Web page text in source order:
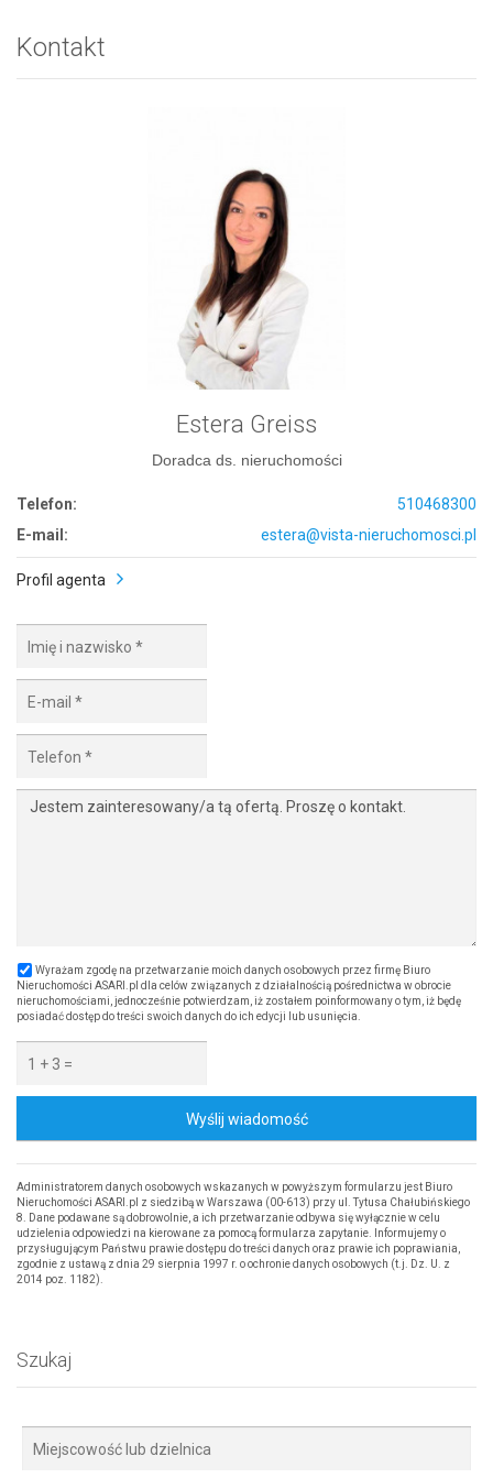
Kontakt
Estera Greiss
Doradca ds. nieruchomości
Telefon:
510468300
E-mail:
estera@vista-nieruchomosci.pl
Profil agenta
Wyrażam zgodę na przetwarzanie moich danych osobowych przez firmę Biuro
Nieruchomości ASARI.pl dla celów związanych z działalnością pośrednictwa w obrocie
nieruchomościami, jednocześnie potwierdzam, iż zostałem poinformowany o tym, iż będę
posiadać dostęp do treści swoich danych do ich edycji lub usunięcia.
Wyślij wiadomość
Administratorem danych osobowych wskazanych w powyższym formularzu jest Biuro
Nieruchomości ASARI.pl z siedzibą w Warszawa (00-613) przy ul. Tytusa Chałubińskiego
8. Dane podawane są dobrowolnie, a ich przetwarzanie odbywa się wyłącznie w celu
udzielenia odpowiedzi na kierowane za pomocą formularza zapytanie. Informujemy o
przysługującym Państwu prawie dostępu do treści danych oraz prawie ich poprawiania,
zgodnie z ustawą z dnia 29 sierpnia 1997 r. o ochronie danych osobowych (t.j. Dz. U. z
2014 poz. 1182).
Szukaj